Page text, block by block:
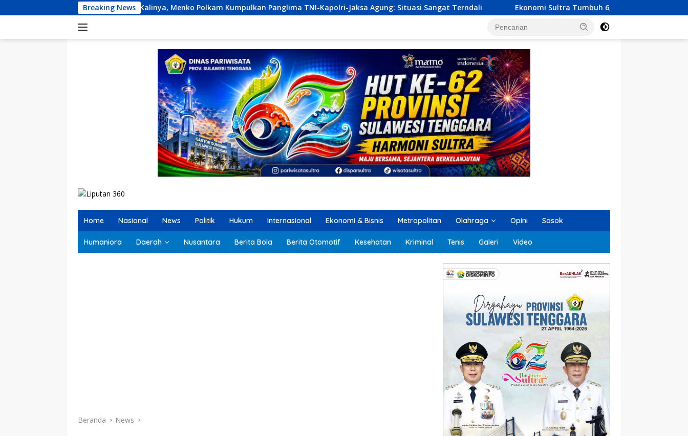
ke
Breaking News
Pertama Kalinya, Menko Polkam Kumpulkan Panglima TNI-Kapolri-Jaksa Agung: Situasi Sangat Terndali Ekonomi Sultra Tumbuh 6,23 Persen, KUA-PPAS 2027 Resmi Diserahkan ke
Home Nasional News Politik Hukum Internasional Ekonomi & Bisnis Metropolitan Olahraga Opini Sosok
Humaniora Daerah Nusantara Berita Bola Berita Otomotif Kesehatan Kriminal Tenis Galeri Video
Beranda News